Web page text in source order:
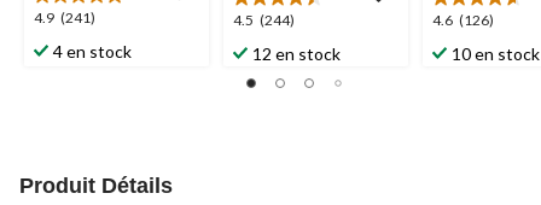
4.9 (241)
4.9
étoile(s)
sur
4 en stock
4.5 (244)
4.5
étoile(s)
sur
5.
12 en stock
4.6 (126)
4.6
étoile(s)
sur
10 en stock
Produit Détails